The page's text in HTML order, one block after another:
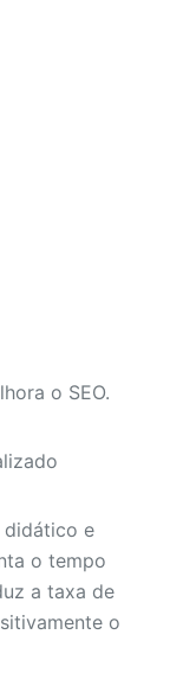
o SEO.
didático e
o tempo
a taxa de
o